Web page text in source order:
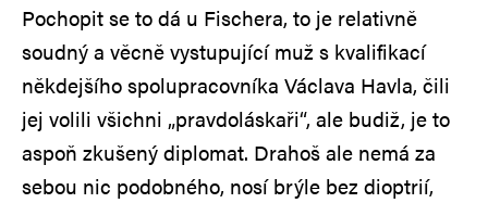
Pochopit se to dá u Fischera, to je relativně
soudný a věcně vystupující muž s kvalifikací
někdejšího spolupracovníka Václava Havla, čili
jej volili všichni „pravdoláskaři“, ale budiž, je to
aspoň zkušený diplomat. Drahoš ale nemá za
sebou nic podobného, nosí brýle bez dioptrií,